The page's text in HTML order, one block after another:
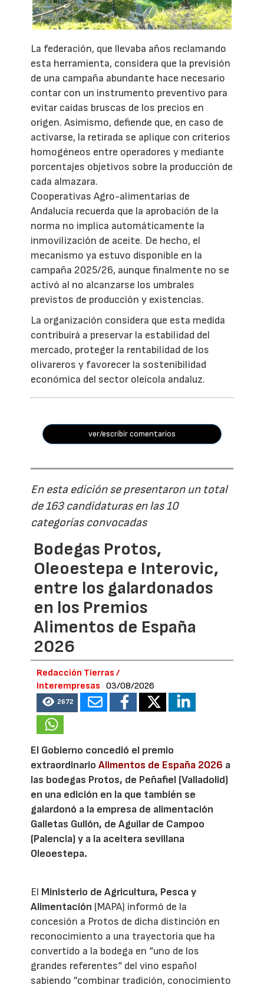
La federación, que llevaba años reclamando
esta herramienta, considera que la previsión
de una campaña abundante hace necesario
contar con un instrumento preventivo para
evitar caídas bruscas de los precios en
origen. Asimismo, defiende que, en caso de
activarse, la retirada se aplique con criterios
homogéneos entre operadores y mediante
porcentajes objetivos sobre la producción de
cada almazara.
Cooperativas Agro-alimentarias de
Andalucía recuerda que la aprobación de la
norma no implica automáticamente la
inmovilización de aceite. De hecho, el
mecanismo ya estuvo disponible en la
campaña 2025/26, aunque finalmente no se
activó al no alcanzarse los umbrales
previstos de producción y existencias.
La organización considera que esta medida
contribuirá a preservar la estabilidad del
mercado, proteger la rentabilidad de los
olivareros y favorecer la sostenibilidad
económica del sector oleícola andaluz.
ver/escribir comentarios
En esta edición se presentaron un total
de 163 candidaturas en las 10
categorías convocadas
Bodegas Protos,
Oleoestepa e Interovic,
entre los galardonados
en los Premios
Alimentos de España
2026
Redacción Tierras /
Interempresas
03/08/2026
2672
El Gobierno concedió el premio
extraordinarioAlimentos de España 2026 a
las bodegas Protos, de Peñafiel (Valladolid)
en una edición en la que también se
galardonó a la empresa de alimentación
Galletas Gullón, de Aguilar de Campoo
(Palencia) y a la aceitera sevillana
Oleoestepa.
El Ministerio de Agricultura, Pesca y
Alimentación (MAPA) informó de la
concesión a Protos de dicha distinción en
reconocimiento a una trayectoria que ha
convertido a la bodega en “uno de los
grandes referentes“ del vino español
sabiendo ”combinar tradición, conocimiento